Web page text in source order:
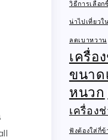
วิธีการเลือ
น่าไปเที่ยว
ลดเบาหวาน
เครื่อ
ขนาด
หนวก
เครื่อง
ฟังต้องใส่กี่ข้